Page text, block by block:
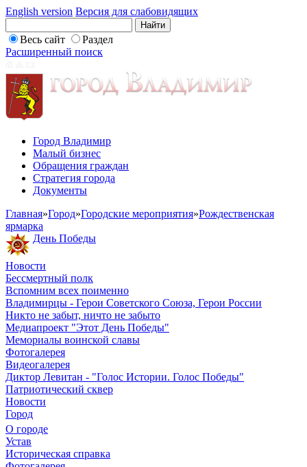
English version Версия для слабовидящих
Весь сайт
Раздел
Расширенный поиск
Город Владимир
Малый бизнес
Обращения граждан
Стратегия города
Документы
Главная»Город»Городские мероприятия»Рождественская
ярмарка
День Победы
Новости
Бессмертный полк
Вспомним всех поименно
Владимирцы - Герои Советского Союза, Герои России
Никто не забыт, ничто не забыто
Медиапроект "Этот День Победы"
Мемориалы воинской славы
Фотогалерея
Видеогалерея
Диктор Левитан - "Голос Истории. Голос Победы"
Патриотический сквер
Новости
Город
О городе
Устав
Историческая справка